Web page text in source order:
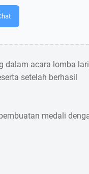
dalam acara lomba
setelah berhasil
medali